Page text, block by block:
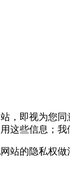
，即视为您
些信息；我
的隐私权做